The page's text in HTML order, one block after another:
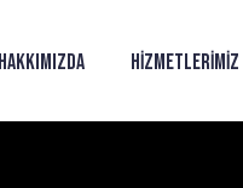
HAKKIMIZDA HIZMETLERIMIZ